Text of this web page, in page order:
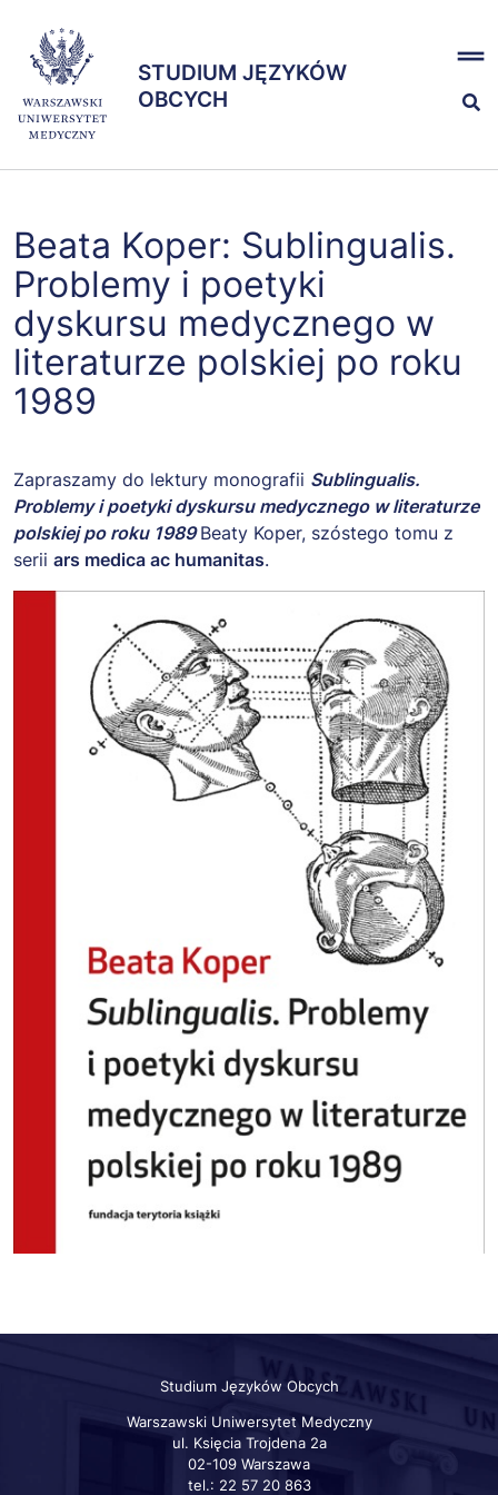
treści
STUDIUM JĘZYKÓW
OBCYCH
x
STUDIUM JĘZYKÓW
OBCYCH
Egzaminy
Zespół
Beata Koper: Sublingualis.
Problemy i poetyki
dyskursu medycznego w
literaturze polskiej po roku
1989
Zapraszamy do lektury monografii Sublingualis.
Problemy i poetyki dyskursu medycznego w literaturze
polskiej po roku 1989 Beaty Koper, szóstego tomu z
serii ars medica ac humanitas.
Studium Języków Obcych
Warszawski Uniwersytet Medyczny
ul. Księcia Trojdena 2a
02-109 Warszawa
tel.: 22 57 20 863